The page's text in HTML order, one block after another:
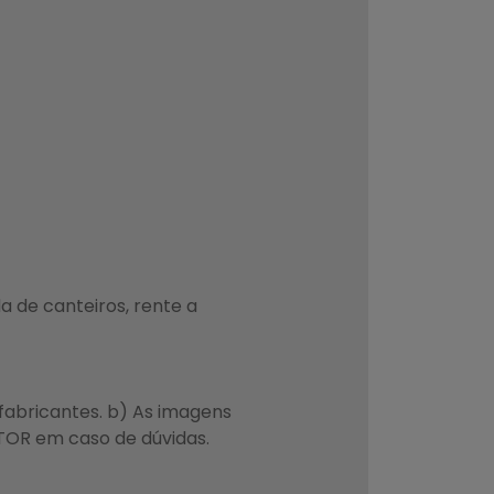
de canteiros, rente a
b) As imagens
em caso de dúvidas.